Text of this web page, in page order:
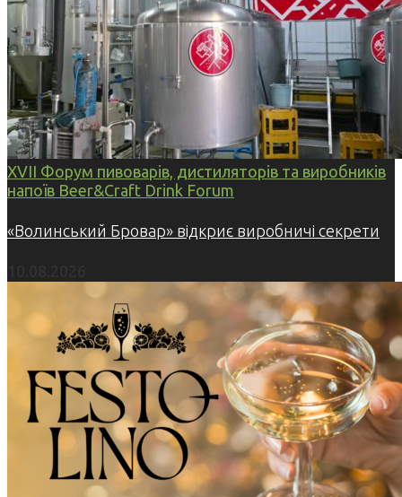
XVII Форум пивоварів, дистиляторів та виробників
напоїв Beer&Craft Drink Forum
«Волинський Бровар» відкриє виробничі секрети